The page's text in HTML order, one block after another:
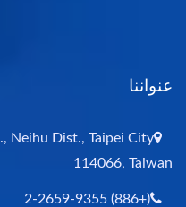
عنواننا
Neihu Dist., Taipei City
114066, Taiwan
(+886) 2-2659-9355